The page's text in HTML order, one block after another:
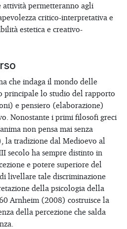
attività permetteranno agli
critico-interpretativa e
estetica e creativo-
che indaga il mondo delle
principale lo studio del rapporto
e pensiero (elaborazione)
Nonostante i primi filosofi greci
non pensa mai senza
la tradizione dal Medioevo al
secolo ha sempre distinto in
e potere superiore del
livellare tale discriminazione
della psicologia della
Arnheim (2008) costruisce la
della percezione che salda